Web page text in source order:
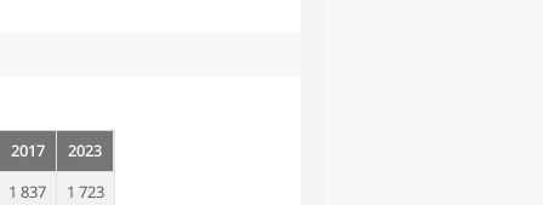
2017
2023
1 837
1 723